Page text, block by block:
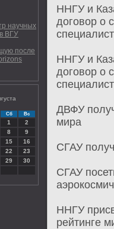
научных
ВГУ
после
Сб Вс
1
2
8
9
15
16
22
23
29
30
ННГУ и
договор о
ННГУ и
договор о
ДВФУ
мира
СГАУ
СГАУ
ННГУ
рейтинге